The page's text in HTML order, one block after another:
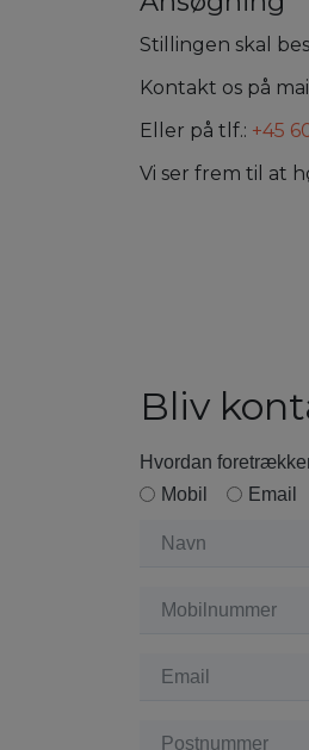
Stillingen skal
Kontakt os på
Eller på tlf.: +45
Vi ser frem til at
Bliv
Hvordan
Mobil
Email